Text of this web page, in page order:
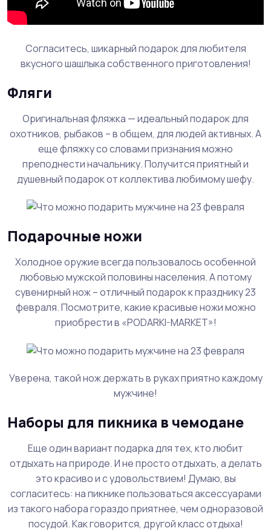
Согласитесь, шикарный подарок для любителя
вкусного шашлыка собственного приготовления!
Фляги
Оригинальная фляжка — идеальный подарок для
охотников, рыбаков – в общем, для людей активных. А
еще фляжку со словами признания можно
преподнести начальнику. Получится приятный и
душевный подарок от коллектива любимому шефу.
Подарочные ножи
Холодное оружие всегда пользовалось особенной
любовью мужской половины населения. А потому
сувенирный нож – отличный подарок к празднику 23
февраля. Посмотрите, какие красивые ножи можно
приобрести в «PODARKI-MARKET»!
Уверена, такой нож держать в руках приятно каждому
мужчине!
Наборы для пикника в чемодане
Еще один вариант подарка для тех, кто любит
отдыхать на природе. И не просто отдыхать, а делать
это красиво и с удовольствием! Думаю, вы
согласитесь: на пикнике пользоваться аксессуарами
из такого набора гораздо приятнее, чем одноразовой
посудой. Как говорится, другой класс отдыха!